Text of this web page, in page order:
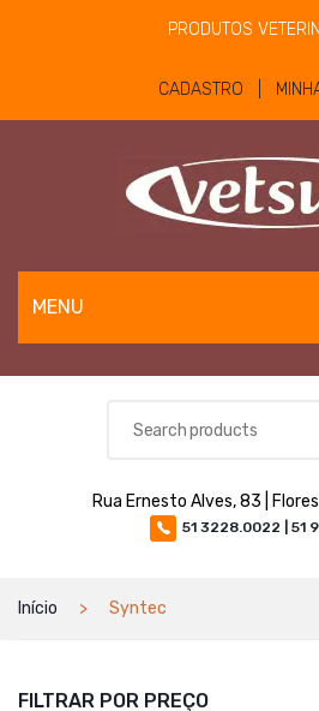
PRODUTOS
CADASTRO |
MENU
EQUINOS
BOVINOS E OVINOS
MATERIAIS E EQUIPAMENTOS
Rua Ernesto Alves, 83 |
51 3228.0022 | 51
Início Syntec
FILTRAR POR PREÇO